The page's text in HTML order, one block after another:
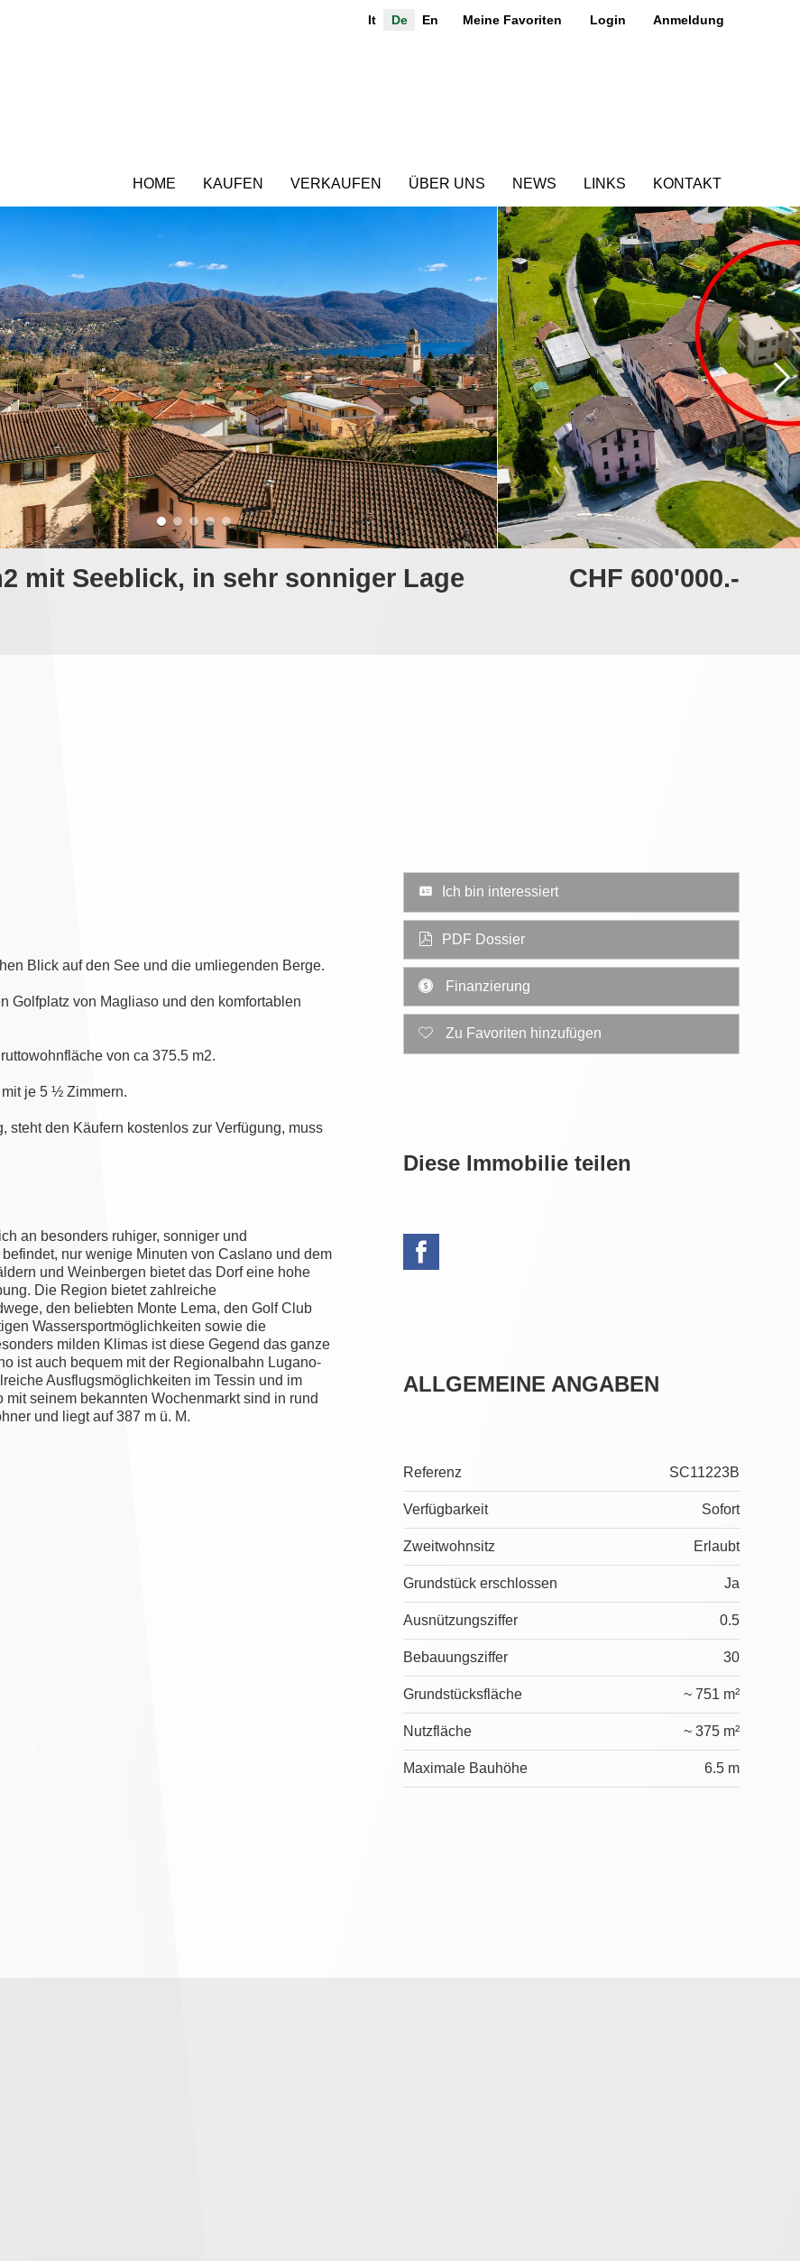
It De En Meine Favoriten Login Anmeldung
HOME KAUFEN VERKAUFEN ÜBER UNS NEWS LINKS KONTAKT
mit Seeblick, in sehr sonniger Lage CHF 600'000.-
Blick auf den See und die umliegenden Berge.
Golfplatz von Magliaso und den komfortablen
von ca 375.5 m2.
je 5 ½ Zimmern.
steht den Käufern kostenlos zur Verfügung, muss
an besonders ruhiger, sonniger und
nur wenige Minuten von Caslano und dem
und Weinbergen bietet das Dorf eine hohe
Die Region bietet zahlreiche
den beliebten Monte Lema, den Golf Club
Wassersportmöglichkeiten sowie die
milden Klimas ist diese Gegend das ganze
ist auch bequem mit der Regionalbahn Lugano-
Ausflugsmöglichkeiten im Tessin und im
seinem bekannten Wochenmarkt sind in rund
und liegt auf 387 m ü. M.
Ich bin interessiert
PDF Dossier
Finanzierung
Zu Favoriten hinzufügen
Diese Immobilie teilen
ALLGEMEINE ANGABEN
Referenz SC11223B
Verfügbarkeit Sofort
Zweitwohnsitz Erlaubt
Grundstück erschlossen Ja
Ausnützungsziffer 0.5
Bebauungsziffer 30
Grundstücksfläche ~ 751 m²
Nutzfläche ~ 375 m²
Maximale Bauhöhe 6.5 m